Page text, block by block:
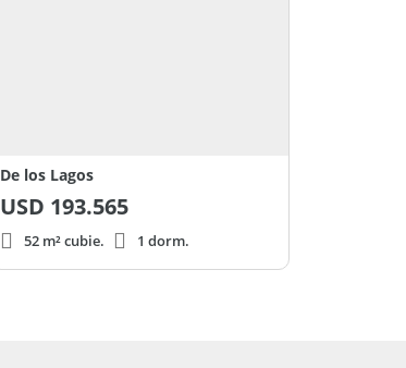
De los Lagos
USD 193.565
52 m² cubie. 1 dorm.